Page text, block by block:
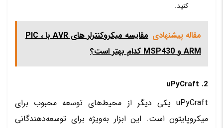
کنید.
مقاله پیشنهادی
مقایسه میکروکنترلر های AVR با PIC ،
ARM و MSP430 کدام بهتر است؟
2. uPyCraft
uPyCraft یکی دیگر از محیط‌های توسعه محبوب برای
میکروپایتون است. این ابزار به‌ویژه برای توسعه‌دهندگانی